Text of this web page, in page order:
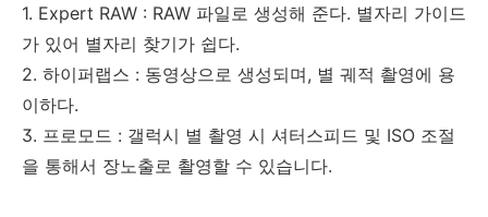
1. Expert RAW : RAW 파일로 생성해 준다. 별자리 가이드
가 있어 별자리 찾기가 쉽다.
2. 하이퍼랩스 : 동영상으로 생성되며, 별 궤적 촬영에 용
이하다.
3. 프로모드 : 갤럭시 별 촬영 시 셔터스피드 및 ISO 조절
을 통해서 장노출로 촬영할 수 있습니다.